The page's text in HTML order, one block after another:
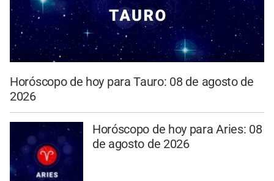
Horóscopo de hoy para Tauro: 08 de agosto de
2026
Horóscopo de hoy para Aries: 08
de agosto de 2026